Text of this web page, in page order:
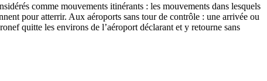
comme mouvements itinérants : les mouvements dans lesquels
pour atterrir. Aux aéroports sans tour de contrôle : une arrivée ou
quitte les environs de l’aéroport déclarant et y retourne sans